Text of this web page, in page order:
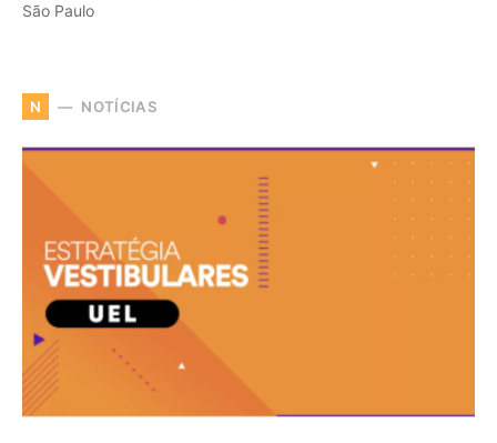
São Paulo
N NOTÍCIAS